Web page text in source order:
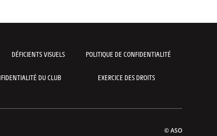
DÉFICIENTS VISUELS POLITIQUE DE CONFIDENTIALITÉ
DU CLUB EXERCICE DES DROITS
© ASO